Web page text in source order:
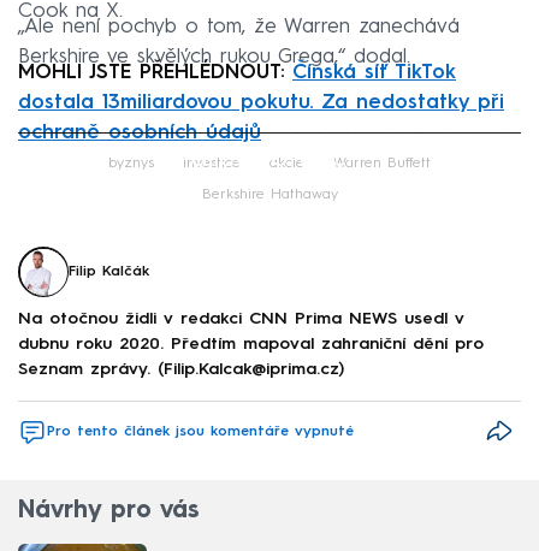
Cook na X.
„Ale není pochyb o tom, že Warren zanechává
Berkshire ve skvělých rukou Grega,“ dodal.
MOHLI JSTE PŘEHLÉDNOUT: Čínská síť TikTok
dostala 13miliardovou pokutu. Za nedostatky při
ochraně osobních údajů
Failed to fetch
byznys investice akcie Warren Buffett
Berkshire Hathaway
Filip Kalčák
Na otočnou židli v redakci CNN Prima NEWS usedl v
dubnu roku 2020. Předtím mapoval zahraniční dění pro
Seznam zprávy. (Filip.Kalcak@iprima.cz)
Pro tento článek jsou komentáře vypnuté
Návrhy pro vás